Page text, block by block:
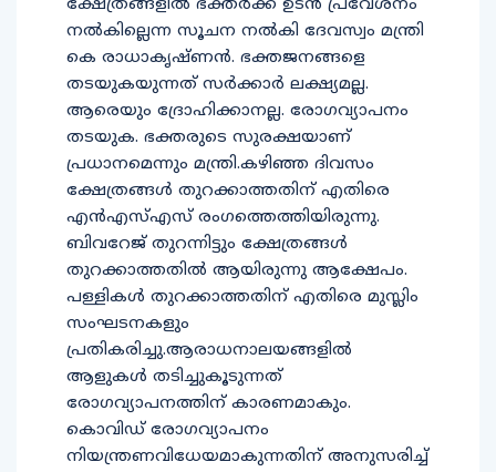
ക്ഷേത്രങ്ങളില്‍ ഭക്തര്‍ക്ക് ഉടന്‍ പ്രവേശനം
നല്‍കില്ലെന്ന സൂചന നല്‍കി ദേവസ്വം മന്ത്രി
കെ രാധാകൃഷ്ണന്‍. ഭക്തജനങ്ങളെ
തടയുകയുന്നത് സര്‍ക്കാര്‍ ലക്ഷ്യമല്ല.
ആരെയും ദ്രോഹിക്കാനല്ല. രോഗവ്യാപനം
തടയുക. ഭക്തരുടെ സുരക്ഷയാണ്
പ്രധാനമെന്നും മന്ത്രി.കഴിഞ്ഞ ദിവസം
ക്ഷേത്രങ്ങള്‍ തുറക്കാത്തതിന് എതിരെ
എന്‍എസ്എസ് രംഗത്തെത്തിയിരുന്നു.
ബിവറേജ് തുറന്നിട്ടും ക്ഷേത്രങ്ങള്‍
തുറക്കാത്തതില്‍ ആയിരുന്നു ആക്ഷേപം.
പള്ളികള്‍ തുറക്കാത്തതിന് എതിരെ മുസ്ലിം
സംഘടനകളും
പ്രതികരിച്ചു.ആരാധനാലയങ്ങളില്‍
ആളുകള്‍ തടിച്ചുകൂടുന്നത്
രോഗവ്യാപനത്തിന് കാരണമാകും.
കൊവിഡ് രോഗവ്യാപനം
നിയന്ത്രണവിധേയമാകുന്നതിന് അനുസരിച്ച്